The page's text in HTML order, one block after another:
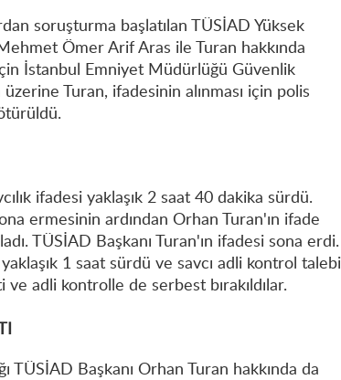
soruşturma başlatılan TÜSİAD Yüksek
Ömer Arif Aras ile Turan hakkında
için İstanbul Emniyet Müdürlüğü Güvenlik
Turan, ifadesinin alınması için polis
ifadesi yaklaşık 2 saat 40 dakika sürdü.
ermesinin ardından Orhan Turan'ın ifade
TÜSİAD Başkanı Turan'ın ifadesi sona erdi.
1 saat sürdü ve savcı adli kontrol talebi
adli kontrolle de serbest bırakıldılar.
TÜSİAD Başkanı Orhan Turan hakkında da